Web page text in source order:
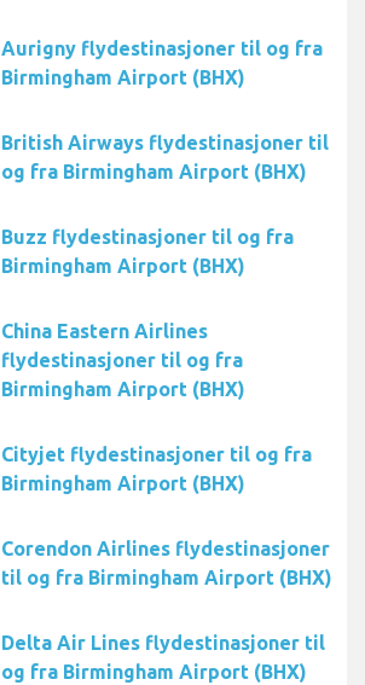
Aurigny flydestinasjoner til og fra
Birmingham Airport (BHX)
British Airways flydestinasjoner til
og fra Birmingham Airport (BHX)
Buzz flydestinasjoner til og fra
Birmingham Airport (BHX)
China Eastern Airlines
flydestinasjoner til og fra
Birmingham Airport (BHX)
Cityjet flydestinasjoner til og fra
Birmingham Airport (BHX)
Corendon Airlines flydestinasjoner
til og fra Birmingham Airport (BHX)
Delta Air Lines flydestinasjoner til
og fra Birmingham Airport (BHX)